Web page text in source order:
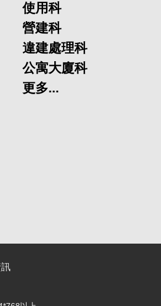
使用科
營建科
違建處理科
公寓大廈科
更多...